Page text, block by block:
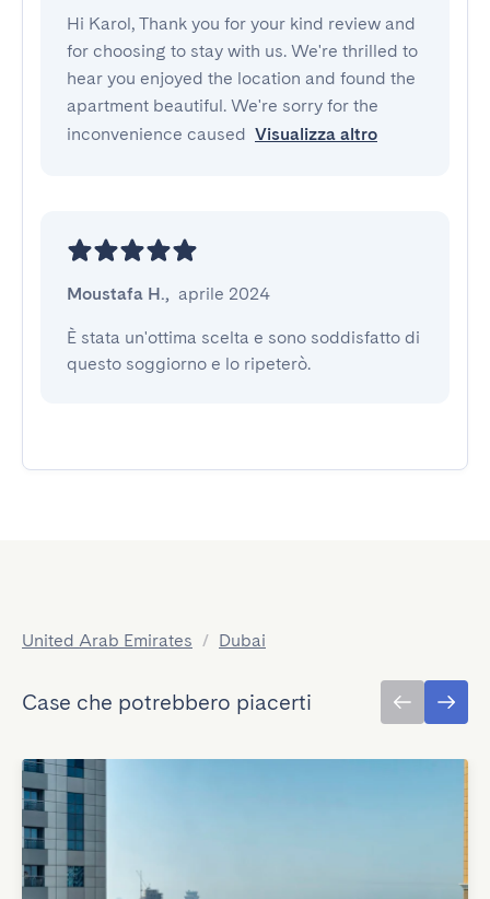
Hi Karol, Thank you for your kind review and
for choosing to stay with us. We're thrilled to
hear you enjoyed the location and found the
apartment beautiful. We're sorry for the
inconvenience caused Visualizza altro
Moustafa H., aprile 2024
È stata un'ottima scelta e sono soddisfatto di
questo soggiorno e lo ripeterò.
United Arab Emirates / Dubai
Case che potrebbero piacerti